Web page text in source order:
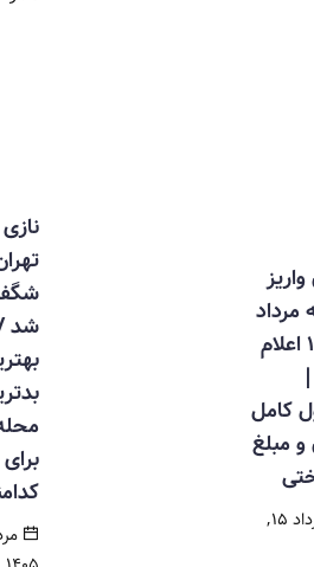
نازی آباد
شگفتی ساز
بهترین و
برای زندگی
مرداد ۱۵,